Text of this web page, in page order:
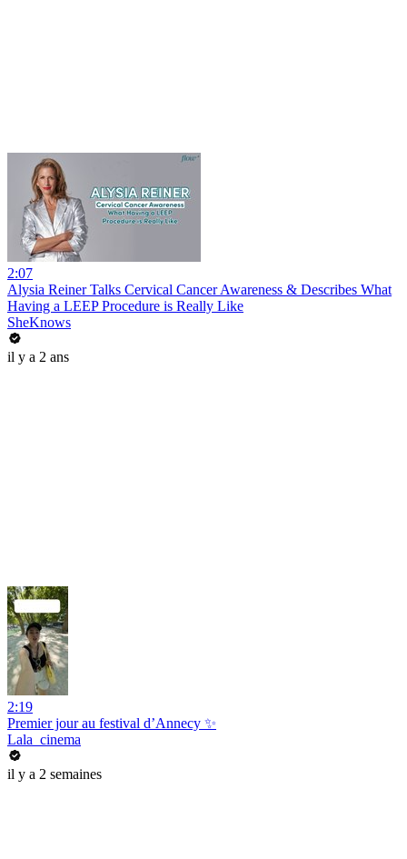
2:07
Alysia Reiner Talks Cervical Cancer Awareness & Describes What
Having a LEEP Procedure is Really Like
SheKnows
il y a 2 ans
2:19
Premier jour au festival d’Annecy ✨
Lala_cinema
il y a 2 semaines